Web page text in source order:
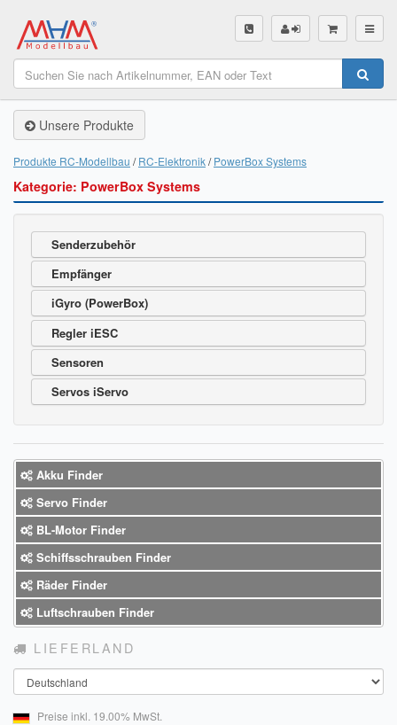
SHOP
Unsere Produkte
Servo Finder
Schiffsschrauben Finder
Räder Finder
Luftschrauben Finder
Sendungsverfolgung DHL
Verfügbarkeitsanzeige
Zahlung und Versand
Widerrufsrecht
Widerrufsbelehrung für den Verkauf von Waren / Muster-
Widerrufsformular
Widerrufsbelehrung für digitale Waren / Muster-
AGB und Kundeninformationen
Datenschutzerklärung
Unsere Produkte
Produkte RC-Modellbau RC-Elektronik PowerBox Systems
Kategorie: PowerBox Systems
Senderzubehör
Empfänger
iGyro (PowerBox)
Regler iESC
Sensoren
Servos iServo
Akku Finder
Servo Finder
BL-Motor Finder
Schiffsschrauben Finder
Räder Finder
Luftschrauben Finder
LIEFERLAND
Land
Preise inkl. 19.00% MwSt.